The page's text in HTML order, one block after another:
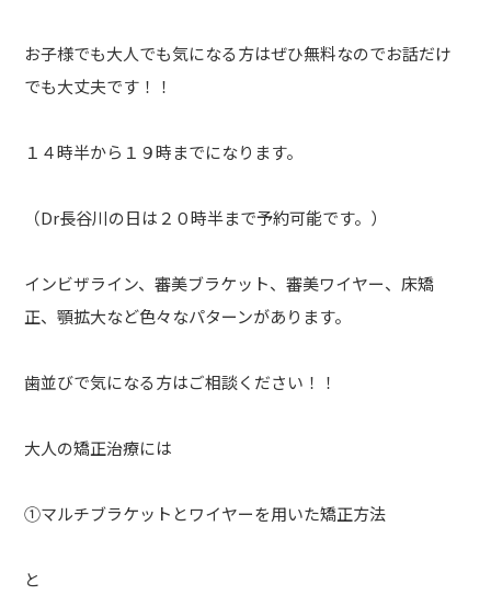
お子様でも大人でも気になる方はぜひ無料なのでお話だけ
でも大丈夫です！！
１４時半から１９時までになります。
（Dr長谷川の日は２０時半まで予約可能です。）
インビザライン、審美ブラケット、審美ワイヤー、床矯
正、顎拡大など色々なパターンがあります。
歯並びで気になる方はご相談ください！！
大人の矯正治療には
①マルチブラケットとワイヤーを用いた矯正方法
と